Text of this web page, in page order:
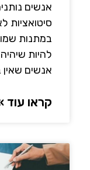
אנשים
סיטואציות
במתנות
להיות
אנשים שאין
קראו עוד